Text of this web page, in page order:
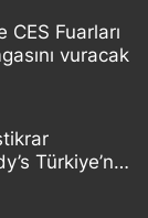
Fuarları
vuracak
Türkiye’nin